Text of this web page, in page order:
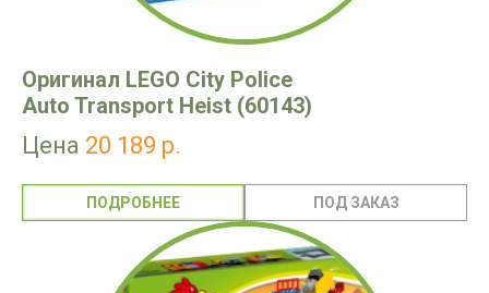
Оригинал LEGO City Police
Auto Transport Heist (60143)
Цена 20 189 р.
ПОДРОБНЕЕ